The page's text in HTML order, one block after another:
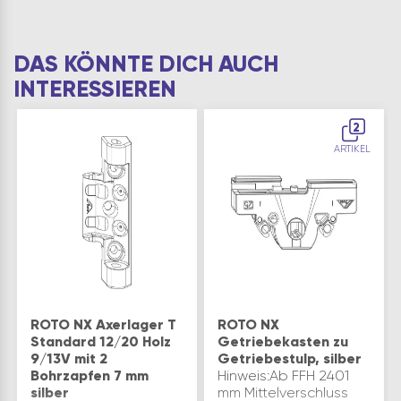
DAS KÖNNTE DICH AUCH
INTERESSIEREN
ROTO NX Axerlager T
Standard 12/20 Holz
9/13V mit 2
Bohrzapfen 7 mm
silber
2
ARTIKEL
ROTO NX
Getriebekasten zu
Getriebestulp, silber
Hinweis:Ab FFH 2401
mm Mittelverschluss